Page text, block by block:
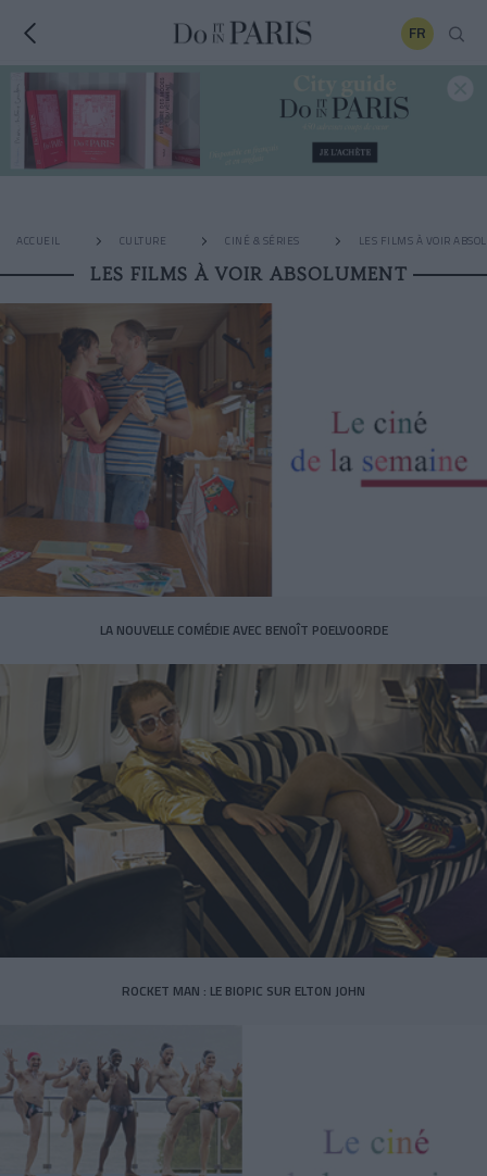
FR
ACCUEIL CULTURE CINÉ & SÉRIES LES FILMS À VOIR
LES FILMS À VOIR ABSOLUMENT
LA NOUVELLE COMÉDIE AVEC BENOÎT POELVOORDE
ROCKET MAN : LE BIOPIC SUR ELTON JOHN